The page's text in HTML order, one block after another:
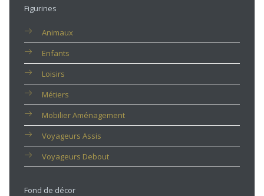
Figurines
Animaux
Enfants
Loisirs
Métiers
Mobilier Aménagement
Voyageurs Assis
Voyageurs Debout
Fond de décor